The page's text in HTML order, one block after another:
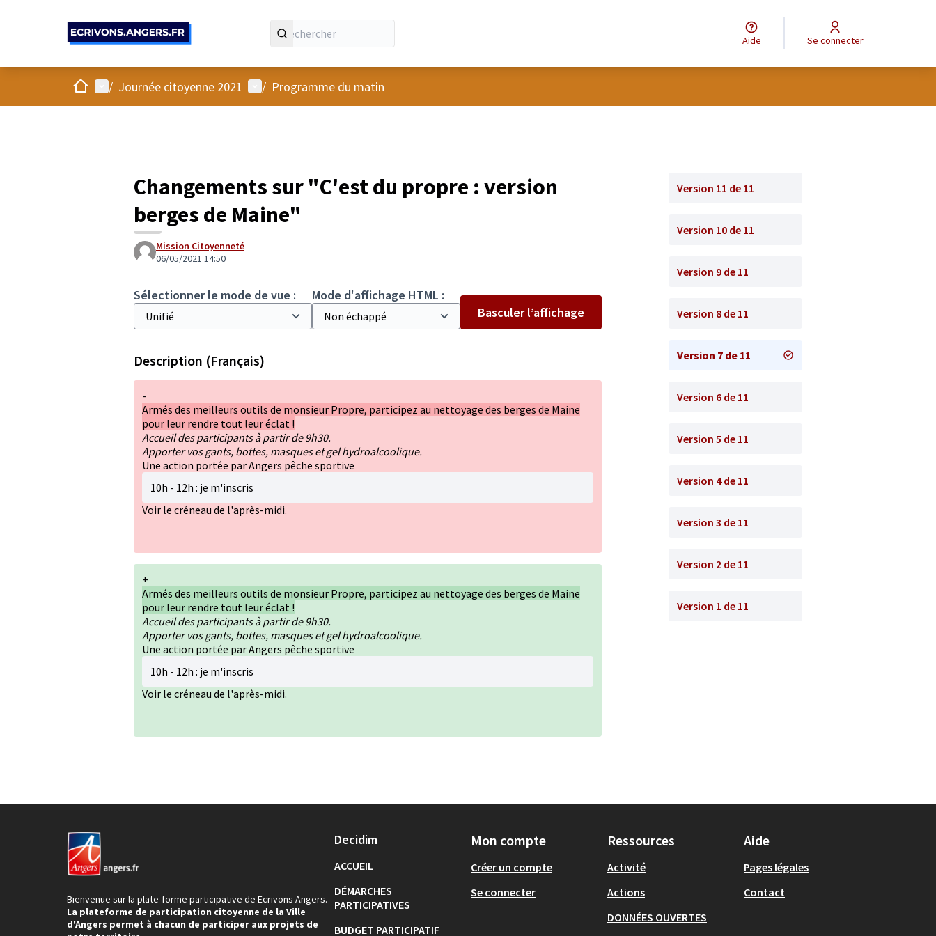
Aide Se connecter
AccueilMenu principal
/ Journée citoyenne 2021 Menu utilisateur
/ Programme du matin
Changements sur "C'est du propre : version
berges de Maine"
Mission Citoyenneté
06/05/2021 14:50
Sélectionner le mode de vue :
Mode d'affichage HTML :
Basculer l’affichage
Description (Français)
-
Armés des meilleurs outils de monsieur Propre, participez au nettoyage des berges de Maine
pour leur rendre tout leur éclat !
Accueil des participants à partir de 9h30.
Apporter vos gants, bottes, masques et gel hydroalcoolique.
Une action portée par Angers pêche sportive
10h - 12h : je m'inscris
Voir le créneau de l'après-midi.
+
Armés des meilleurs outils de monsieur Propre, participez au nettoyage des berges de Maine
pour leur rendre tout leur éclat !
Accueil des participants à partir de 9h30.
Apporter vos gants, bottes, masques et gel hydroalcoolique.
Une action portée par Angers pêche sportive
10h - 12h : je m'inscris
Voir le créneau de l'après-midi.
Version 11 de 11
Version 10 de 11
Version 9 de 11
Version 8 de 11
Version 7 de 11
Version 6 de 11
Version 5 de 11
Version 4 de 11
Version 3 de 11
Version 2 de 11
Version 1 de 11
Bienvenue sur la plate-forme participative de Ecrivons Angers.
La plateforme de participation citoyenne de la Ville
d'Angers permet à chacun de participer aux projets de
Decidim
ACCUEIL
DÉMARCHES
PARTICIPATIVES
BUDGET PARTICIPATIF
Mon compte
Créer un compte
Se connecter
Ressources
Activité
Actions
DONNÉES OUVERTES
Aide
Pages légales
Contact